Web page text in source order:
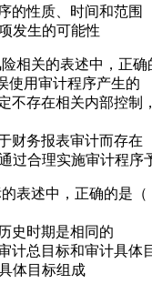
的性质、时间和范围
发生的可能性
相关的表述中，正
使用审计程序产生的
不存在相关内部控制
财务报表审计而存在
过合理实施审计程序
表述中，正确的是
史时期是相同的
计总目标和审计具体
体目标组成